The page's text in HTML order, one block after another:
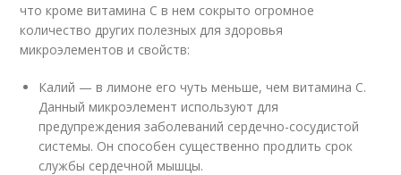
что кроме витамина С в нем сокрыто огромное
количество других полезных для здоровья
микроэлементов и свойств:
Калий — в лимоне его чуть меньше, чем витамина С.
Данный микроэлемент используют для
предупреждения заболеваний сердечно-сосудистой
системы. Он способен существенно продлить срок
службы сердечной мышцы.